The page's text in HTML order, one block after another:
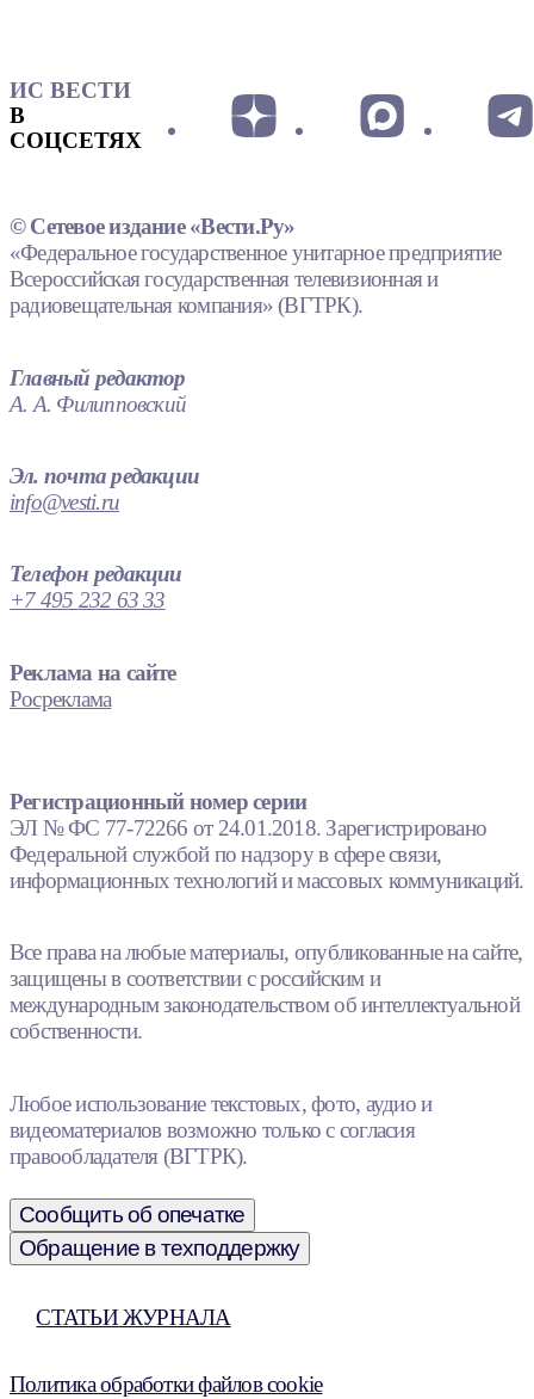
ИС ВЕСТИ
В
СОЦСЕТЯХ
© Сетевое издание «Вести.Ру»
«Федеральное государственное унитарное предприятие
Всероссийская государственная телевизионная и
радиовещательная компания» (ВГТРК).
Главный редактор
А. А. Филипповский
Эл. почта редакции
info@vesti.ru
Телефон редакции
+7 495 232 63 33
Реклама на сайте
Росреклама
Регистрационный номер серии
ЭЛ № ФС 77-72266 от 24.01.2018. Зарегистрировано
Федеральной службой по надзору в сфере связи,
информационных технологий и массовых коммуникаций.
Все права на любые материалы, опубликованные на сайте,
защищены в соответствии с российским и
международным законодательством об интеллектуальной
собственности.
Любое использование текстовых, фото, аудио и
видеоматериалов возможно только с согласия
правообладателя (ВГТРК).
Сообщить об опечатке
Обращение в техподдержку
СТАТЬИ ЖУРНАЛА
Политика обработки файлов cookie